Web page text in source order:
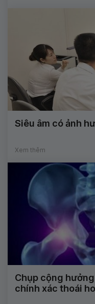
Siêu âm có ảnh
Xem thêm
Chụp cộng
chính xác thoái